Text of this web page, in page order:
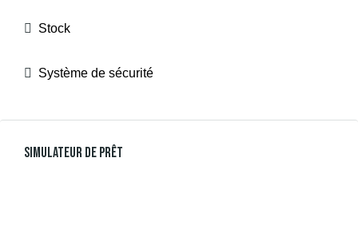
Stock
Système de sécurité
Simulateur De Prêt